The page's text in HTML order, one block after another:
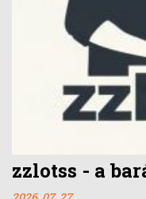
zzlotss - a